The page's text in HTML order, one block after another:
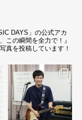
DAYS」の公式アカ
この瞬間を全力で！』
真を投稿しています！